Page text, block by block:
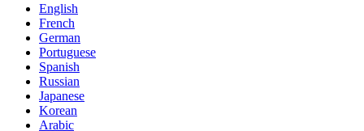
English
French
German
Portuguese
Spanish
Russian
Japanese
Korean
Arabic